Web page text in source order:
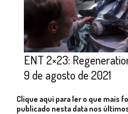
ENT 2×23:
9 de agosto de 2021
Clique aqui para ler o que mais
publicado nesta data nos